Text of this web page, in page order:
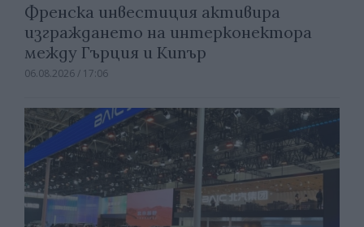
Френска инвестиция активира
изграждането на интерконектора
между Гърция и Кипър
06.08.2026 / 17:06